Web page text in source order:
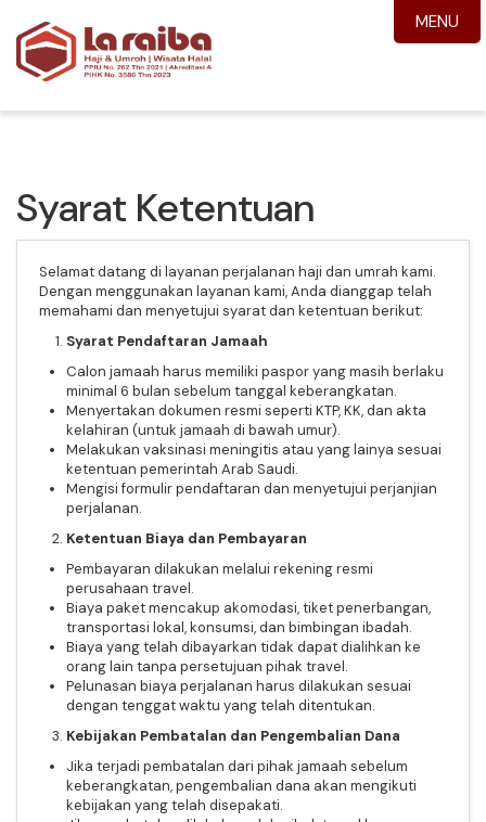
Syarat Ketentuan
Selamat datang di layanan perjalanan haji dan umrah kami.
Dengan menggunakan layanan kami, Anda dianggap telah
memahami dan menyetujui syarat dan ketentuan berikut:
Syarat Pendaftaran Jamaah
Calon jamaah harus memiliki paspor yang masih berlaku
minimal 6 bulan sebelum tanggal keberangkatan.
Menyertakan dokumen resmi seperti KTP, KK, dan akta
kelahiran (untuk jamaah di bawah umur).
Melakukan vaksinasi meningitis atau yang lainya sesuai
ketentuan pemerintah Arab Saudi.
Mengisi formulir pendaftaran dan menyetujui perjanjian
perjalanan.
Ketentuan Biaya dan Pembayaran
Pembayaran dilakukan melalui rekening resmi
perusahaan travel.
Biaya paket mencakup akomodasi, tiket penerbangan,
transportasi lokal, konsumsi, dan bimbingan ibadah.
Biaya yang telah dibayarkan tidak dapat dialihkan ke
orang lain tanpa persetujuan pihak travel.
Pelunasan biaya perjalanan harus dilakukan sesuai
dengan tenggat waktu yang telah ditentukan.
Kebijakan Pembatalan dan Pengembalian Dana
Jika terjadi pembatalan dari pihak jamaah sebelum
keberangkatan, pengembalian dana akan mengikuti
kebijakan yang telah disepakati.
MENU